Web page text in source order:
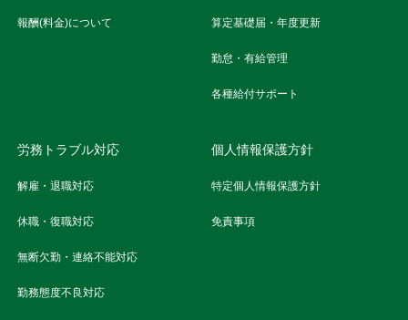
報酬(料金)について 算定基礎届・年度更新
勤怠・有給管理
各種給付サポート
労務トラブル対応
解雇・退職対応
休職・復職対応
無断欠勤・連絡不能対応
勤務態度不良対応
個人情報保護方針
特定個人情報保護方針
免責事項